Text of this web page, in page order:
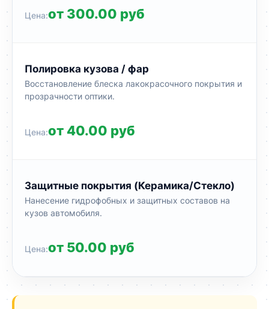
от 300.00 руб
Полировка кузова / фар
Восстановление блеска лакокрасочного покрытия и
прозрачности оптики.
от 40.00 руб
Защитные покрытия (Керамика/Стекло)
Нанесение гидрофобных и защитных составов на
кузов автомобиля.
от 50.00 руб